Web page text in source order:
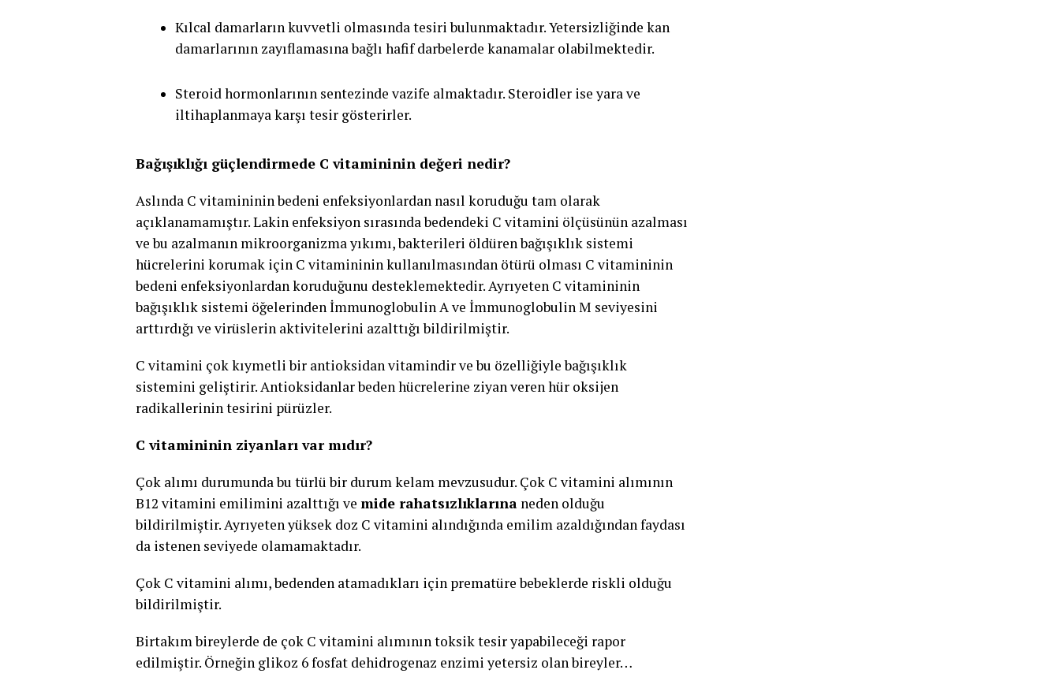
Kılcal damarların kuvvetli olmasında tesiri bulunmaktadır. Yetersizliğinde kan
damarlarının zayıflamasına bağlı hafif darbelerde kanamalar olabilmektedir.
Steroid hormonlarının sentezinde vazife almaktadır. Steroidler ise yara ve
iltihaplanmaya karşı tesir gösterirler.
Bağışıklığı güçlendirmede C vitamininin değeri nedir?
Aslında C vitamininin bedeni enfeksiyonlardan nasıl koruduğu tam olarak
açıklanamamıştır. Lakin enfeksiyon sırasında bedendeki C vitamini ölçüsünün azalması
ve bu azalmanın mikroorganizma yıkımı, bakterileri öldüren bağışıklık sistemi
hücrelerini korumak için C vitamininin kullanılmasından ötürü olması C vitamininin
bedeni enfeksiyonlardan koruduğunu desteklemektedir. Ayrıyeten C vitamininin
bağışıklık sistemi öğelerinden İmmunoglobulin A ve İmmunoglobulin M seviyesini
arttırdığı ve virüslerin aktivitelerini azalttığı bildirilmiştir.
C vitamini çok kıymetli bir antioksidan vitamindir ve bu özelliğiyle bağışıklık
sistemini geliştirir. Antioksidanlar beden hücrelerine ziyan veren hür oksijen
radikallerinin tesirini pürüzler.
C vitamininin ziyanları var mıdır?
Çok alımı durumunda bu türlü bir durum kelam mevzusudur. Çok C vitamini alımının
B12 vitamini emilimini azalttığı ve mide rahatsızlıklarına neden olduğu
bildirilmiştir. Ayrıyeten yüksek doz C vitamini alındığında emilim azaldığından faydası
da istenen seviyede olamamaktadır.
Çok C vitamini alımı, bedenden atamadıkları için prematüre bebeklerde riskli olduğu
bildirilmiştir.
Birtakım bireylerde de çok C vitamini alımının toksik tesir yapabileceği rapor
edilmiştir. Örneğin glikoz 6 fosfat dehidrogenaz enzimi yetersiz olan bireyler…